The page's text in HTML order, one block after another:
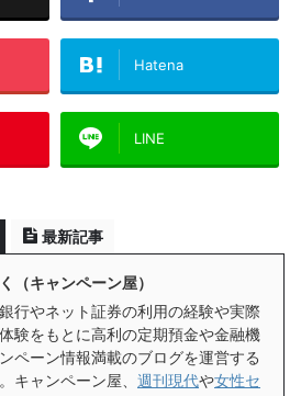
Hatena
LINE
最新記事
（キャンペーン屋）
行やネット証券の利用の経験や実際
験をもとに高利の定期預金や金融機
ペーン情報満載のブログを運営する
キャンペーン屋、 週刊現代や女性セ